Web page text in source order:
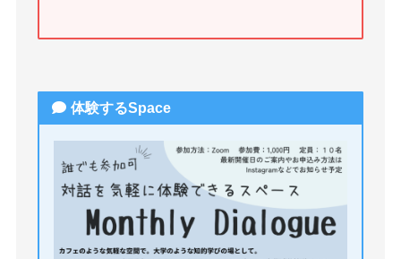
体験するSpace